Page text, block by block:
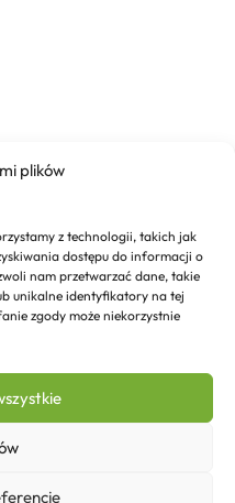
plików
z technologii, takich jak
dostępu do informacji o
nam przetwarzać dane, takie
unikalne identyfikatory na tej
zgody może niekorzystnie